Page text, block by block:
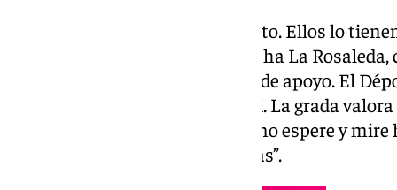
Apoyo de la afición: “Por supuesto. Ellos lo
ellos. No es normal cómo achucha La
comentario general siempre es de apoyo. El
últimos minutos estuvimos ahí. La grada
la gente es que el equipo luche, no espere y
año se van a hacer grandes cosas”.